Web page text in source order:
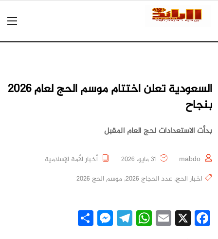
السعودية تعلن اختتام موسم الحج لعام 2026
بنجاح
بدأت الاستعدادات لحج العام المقبل
mabdo
أخبار الأمة الإسلامية
اخبار الحج, عدد الحجاج 2026 , موسم الحج 2026
Facebook
X
Email
WhatsApp
Telegram
Messenger